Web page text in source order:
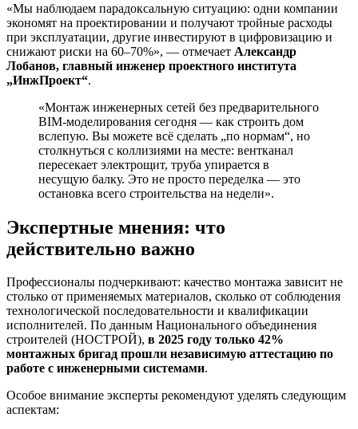
«Мы наблюдаем парадоксальную ситуацию: одни компании
экономят на проектировании и получают тройные расходы
при эксплуатации, другие инвестируют в цифровизацию и
снижают риски на 60–70%», — отмечает Александр
Лобанов, главный инженер проектного института
„ИнжПроект“.
«Монтаж инженерных сетей без предварительного
BIM-моделирования сегодня — как строить дом
вслепую. Вы можете всё сделать „по нормам“, но
столкнуться с коллизиями на месте: вентканал
пересекает электрощит, труба упирается в
несущую балку. Это не просто переделка — это
остановка всего строительства на недели».
Экспертные мнения: что
действительно важно
Профессионалы подчеркивают: качество монтажа зависит не
столько от применяемых материалов, сколько от соблюдения
технологической последовательности и квалификации
исполнителей. По данным Национального объединения
строителей (НОСТРОЙ), в 2025 году только 42%
монтажных бригад прошли независимую аттестацию по
работе с инженерными системами.
Особое внимание эксперты рекомендуют уделять следующим
аспектам: